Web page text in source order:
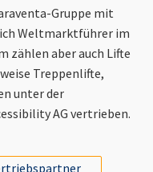
Gruppe mit
Weltmarktführer im
zählen aber auch Lifte
Treppenlifte,
unter der
AG vertrieben.